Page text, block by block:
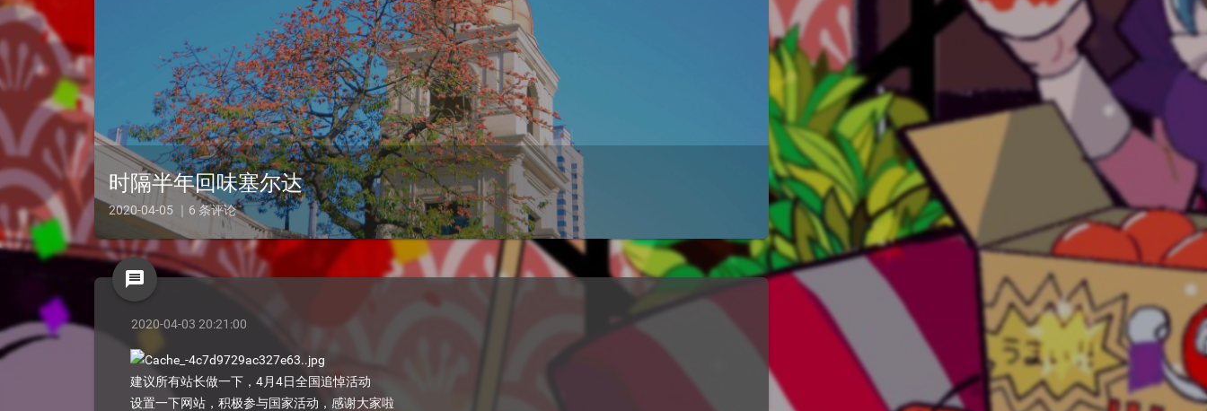
时隔半年回味塞尔达
2020-04-05 ｜6 条评论
不知道是不是受最近没领到原神内测缘故，好想玩这类游戏。很久没玩塞尔达了，都积灰了，今天（玩的时候是4号晚）来刷刷。（大佬勿喷，纯属菜鸡）本来想打人马的，但是人马都杀完了，血月后刷新。。这个视频掉...
message
2020-04-03 20:21:00
建议所有站长做一下，4月4日全国追悼活动
设置一下网站，积极参与国家活动，感谢大家啦